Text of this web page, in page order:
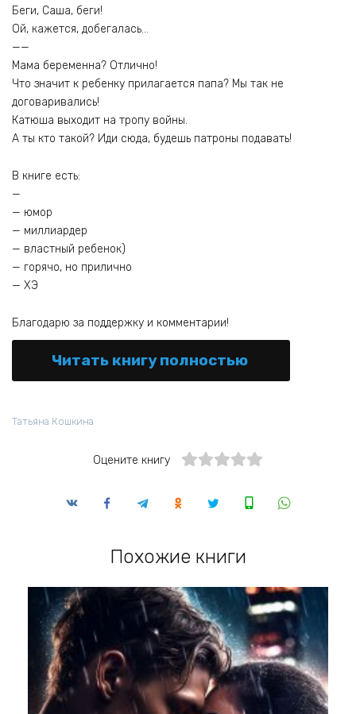
Беги, Саша, беги!
Ой, кажется, добегалась…
——
Мама беременна? Отлично!
Что значит к ребенку прилагается папа? Мы так не
договаривались!
Катюша выходит на тропу войны.
А ты кто такой? Иди сюда, будешь патроны подавать!
В книге есть:
—
— юмор
— миллиардер
— властный ребенок)
— горячо, но прилично
— ХЭ
Благодарю за поддержку и комментарии!
Читать книгу полностью
Татьяна Кошкина
Оцените книгу
Похожие книги